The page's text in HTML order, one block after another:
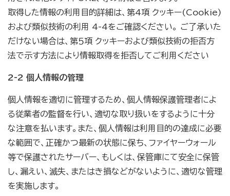
取得した情報の利用目的詳細は、第4項 クッキー(Cookie)
および類似技術の利用 4-4をご確認ください。 ご了承いた
だけない場合は、第５項 クッキーおよび類似技術の拒否方
法で示す方法により情報取得を拒否してご利用ください
2-2 個人情報の管理
個人情報を適切に管理するため、個人情報保護管理者によ
る従業者の監督を行い、適切な取り扱いをするように十分
な注意を払います。また、個人情報は利用目的の達成に必要
な範囲で、正確かつ最新の状態に保ち、ファイヤーウォール
等で保護されたサーバー、もしくは、保管庫にて安全に保管
し、漏えい、滅失、またはき損などがないように、適切な管理
を実施します。